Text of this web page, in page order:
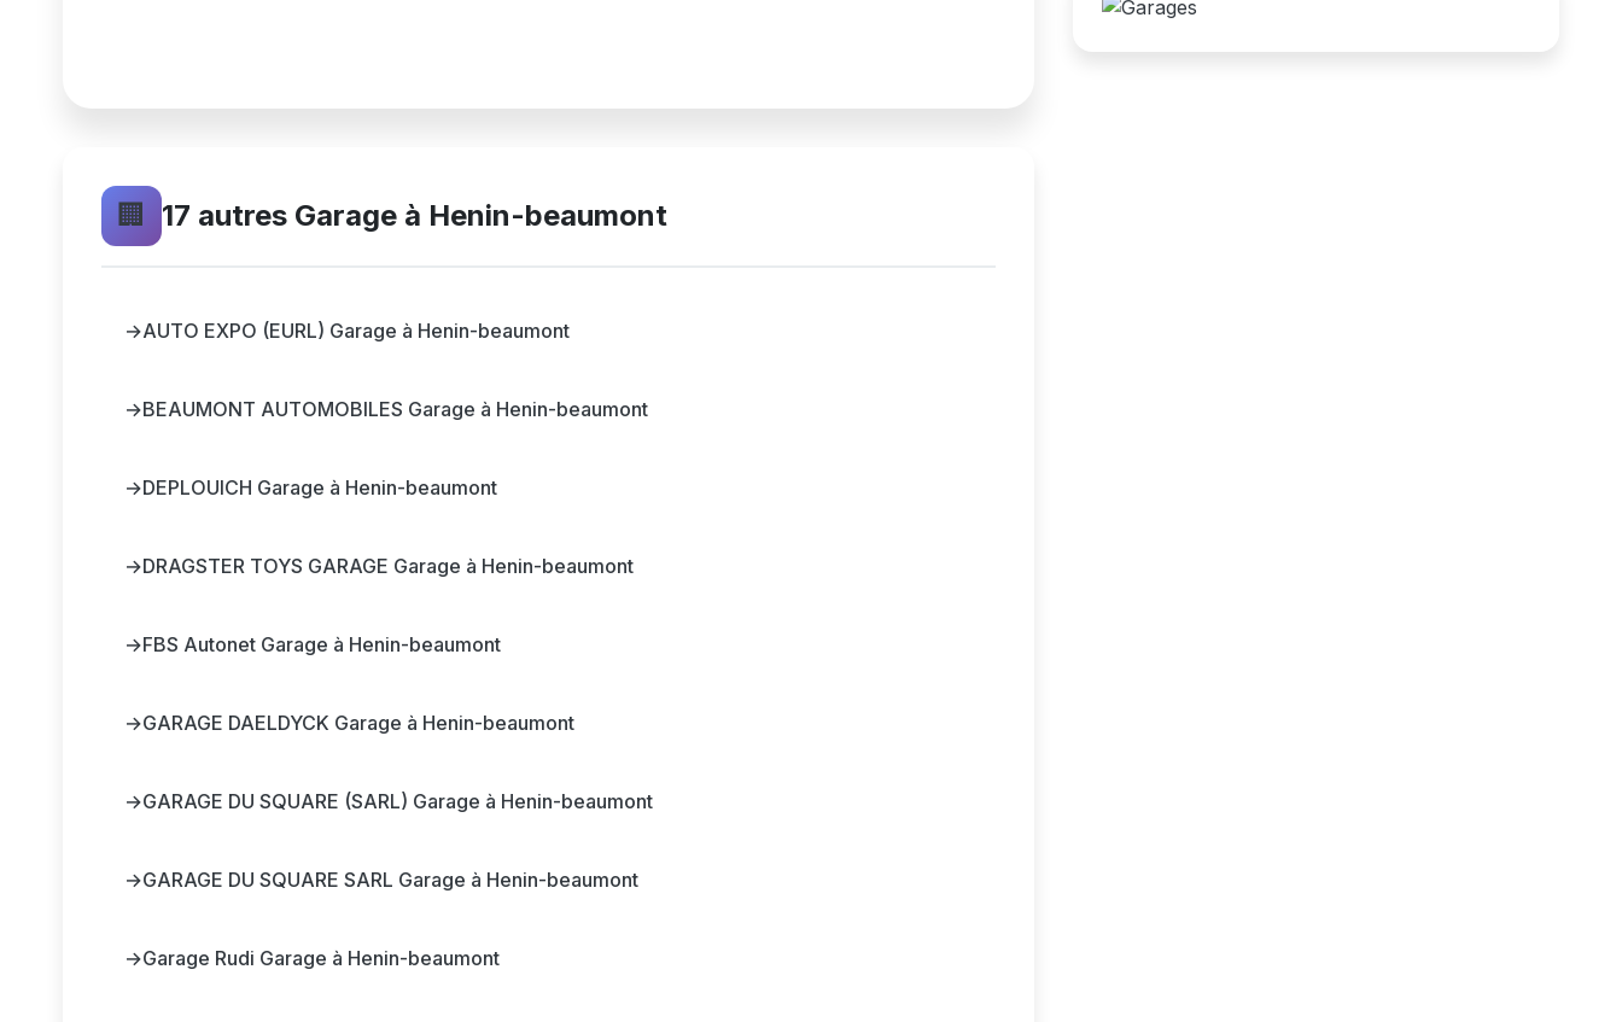
🏢 17 autres Garage à Henin-beaumont
→AUTO EXPO (EURL) Garage à Henin-beaumont
→BEAUMONT AUTOMOBILES Garage à Henin-beaumont
→DEPLOUICH Garage à Henin-beaumont
→DRAGSTER TOYS GARAGE Garage à Henin-beaumont
→FBS Autonet Garage à Henin-beaumont
→GARAGE DAELDYCK Garage à Henin-beaumont
→GARAGE DU SQUARE (SARL) Garage à Henin-beaumont
→GARAGE DU SQUARE SARL Garage à Henin-beaumont
→Garage Rudi Garage à Henin-beaumont